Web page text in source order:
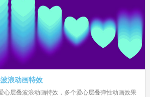
浪动画特效
心层叠波浪动画特效，多个爱心层叠弹性动画效果